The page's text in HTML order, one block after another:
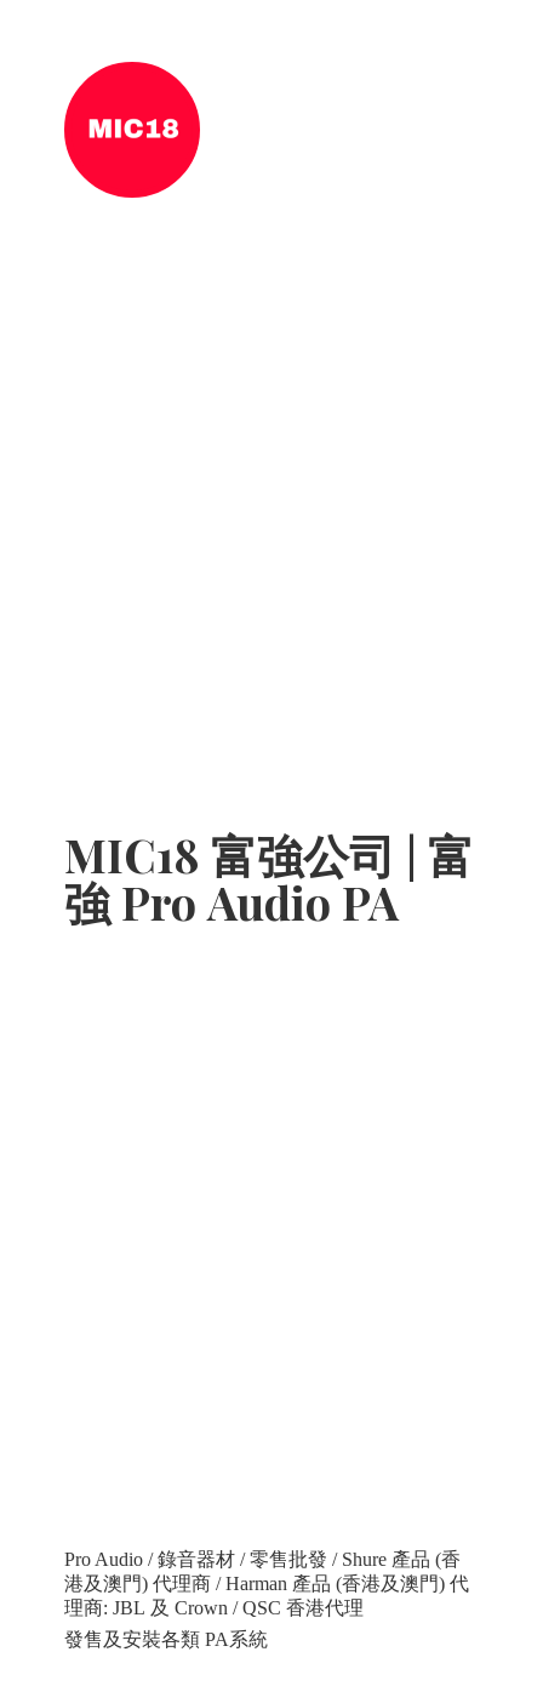
MIC18 富強公司 | 富
強 Pro Audio PA
Pro Audio / 錄音器材 / 零售批發 / Shure 產品 (香
港及澳門) 代理商 / Harman 產品 (香港及澳門) 代
理商: JBL 及 Crown / QSC 香港代理
發售及安裝各類 PA系統